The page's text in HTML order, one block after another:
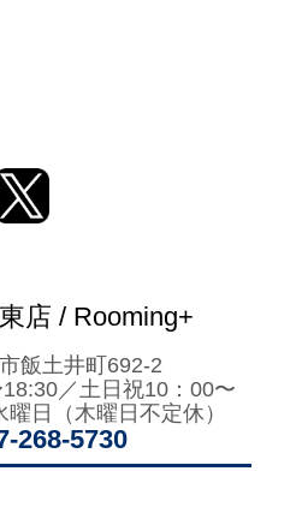
店 / Rooming+
飯土井町692-2
／土日祝10：00〜
日（木曜日不定休）
268-5730